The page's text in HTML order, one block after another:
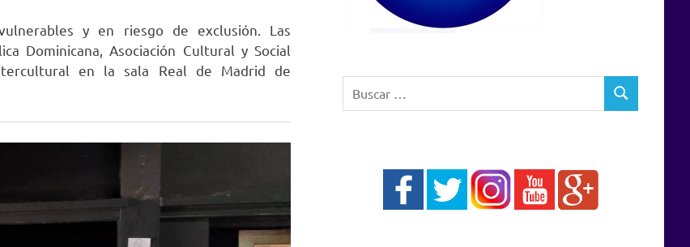
y en riesgo de exclusión. Las
Dominicana, Asociación Cultural y Social
en la sala Real de Madrid de
BUSCAR